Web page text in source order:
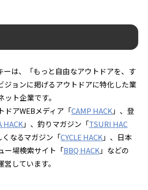
ーは、「もっと自由なアウトドアを、す
ジョンに掲げるアウトドアに特化した業
ト企業です。
ドアWEBメディア「CAMP HACK 」、登
HACK 」、釣りマガジン「TSURI HAC
くなるマガジン「CYCLE HACK 」、日本
ー場検索サイト「BBQ HACK 」などの
しています。